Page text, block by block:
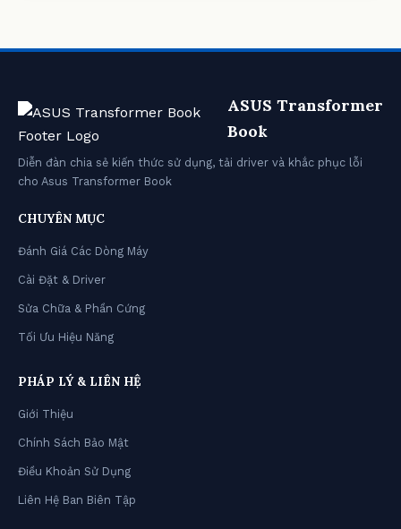
ASUS Transformer
Book
Diễn đàn chia sẻ kiến thức sử dụng, tải driver và khắc phục lỗi
cho Asus Transformer Book
CHUYÊN MỤC
Đánh Giá Các Dòng Máy
Cài Đặt & Driver
Sửa Chữa & Phần Cứng
Tối Ưu Hiệu Năng
PHÁP LÝ & LIÊN HỆ
Giới Thiệu
Chính Sách Bảo Mật
Điều Khoản Sử Dụng
Liên Hệ Ban Biên Tập